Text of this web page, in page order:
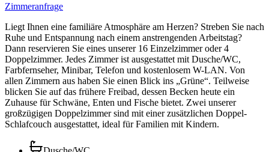
Zimmeranfrage
Liegt Ihnen eine familiäre Atmosphäre am Herzen? Streben Sie nach
Ruhe und Entspannung nach einem anstrengenden Arbeitstag?
Dann reservieren Sie eines unserer 16 Einzelzimmer oder 4
Doppelzimmer. Jedes Zimmer ist ausgestattet mit Dusche/WC,
Farbfernseher, Minibar, Telefon und kostenlosem W-LAN. Von
allen Zimmern aus haben Sie einen Blick ins „Grüne“. Teilweise
blicken Sie auf das frühere Freibad, dessen Becken heute ein
Zuhause für Schwäne, Enten und Fische bietet. Zwei unserer
großzügigen Doppelzimmer sind mit einer zusätzlichen Doppel-
Schlafcouch ausgestattet, ideal für Familien mit Kindern.